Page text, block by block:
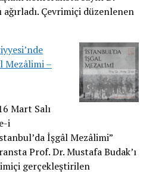
ağırladı. Çevrimiçi düzenlenen
Mezâlimi –
Mart Salı
i
İşgâl Mezâlimi”
Prof. Dr. Mustafa Budak’ı
gerçekleştirilen